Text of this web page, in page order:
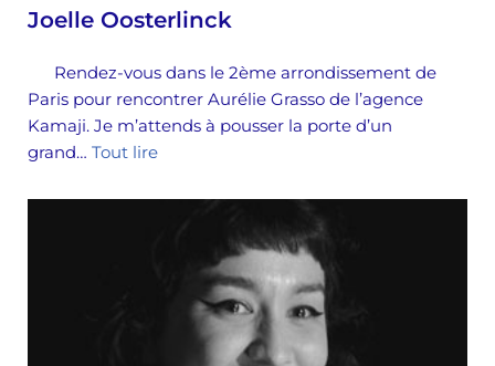
Joelle Oosterlinck
Rendez-vous dans le 2ème arrondissement de
Paris pour rencontrer Aurélie Grasso de l’agence
Kamaji. Je m’attends à pousser la porte d’un
grand… Tout lire